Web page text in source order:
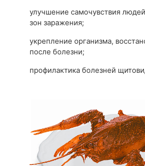
улучшение самочувствия
зон заражения;
укрепление организма,
после болезни;
профилактика болезней